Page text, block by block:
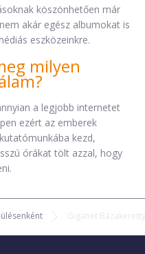
köszönhetően már
akár egész albumokat is
eszközeinkre.
milyen
a legjobb internetet
ezért az emberek
kezd,
órákat tölt azzal, hogy
Giganet